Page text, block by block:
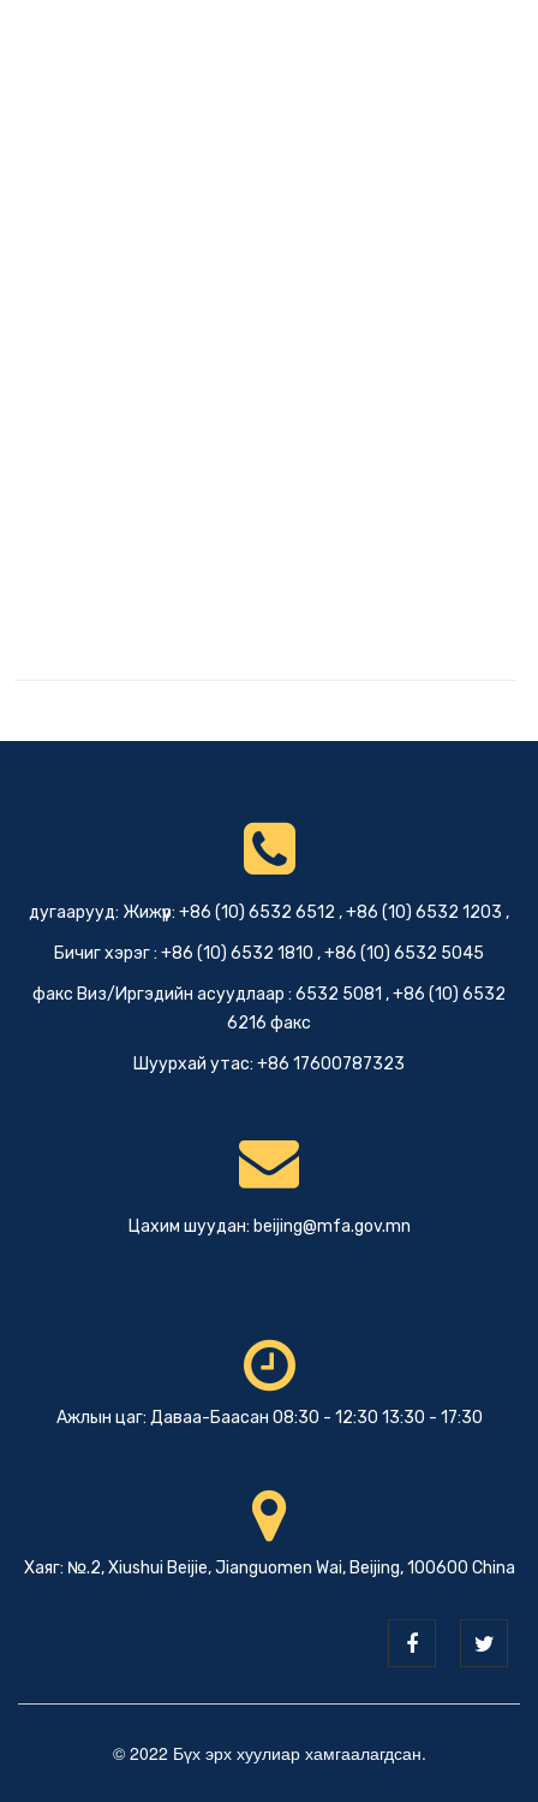
дугаарууд: Жижүүр: +86 (10) 6532 6512 , +86 (10) 6532 1203 ,
Бичиг хэрэг : +86 (10) 6532 1810 , +86 (10) 6532 5045
факс Виз/Иргэдийн асуудлаар : 6532 5081 , +86 (10) 6532
6216 факс
Шуурхай утас: +86 17600787323
Цахим шуудан: beijing@mfa.gov.mn
Ажлын цаг: Даваа-Баасан 08:30 - 12:30 13:30 - 17:30
Хаяг: №.2, Xiushui Beijie, Jianguomen Wai, Beijing, 100600 China
© 2022 Бүх эрх хуулиар хамгаалагдсан.